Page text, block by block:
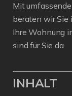
Mit
beraten wir Sie
Ihre Wohnung
sind für Sie da.
INHALT